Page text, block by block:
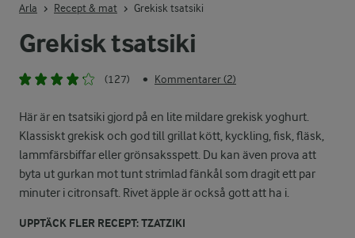
Grekisk tsatsiki
(127) • Kommentarer (2)
Här är en tsatsiki gjord på en lite mildare grekisk yoghurt.
Klassiskt grekisk och god till grillat kött, kyckling, fisk, fläsk,
lammfärsbiffar eller grönsaksspett. Du kan även prova att
byta ut gurkan mot tunt strimlad fänkål som dragit ett par
minuter i citronsaft. Rivet äpple är också gott att ha i.
UPPTÄCK FLER RECEPT: TZATZIKI
Arla Recept & mat Grekisk tsatsiki